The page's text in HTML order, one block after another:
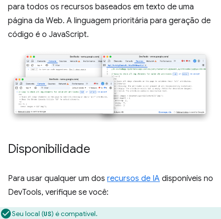
para todos os recursos baseados em texto de uma
página da Web. A linguagem prioritária para geração de
código é o JavaScript.
Disponibilidade
Para usar qualquer um dos recursos de IA disponíveis no
DevTools, verifique se você:
Seu local (US) é compatível.